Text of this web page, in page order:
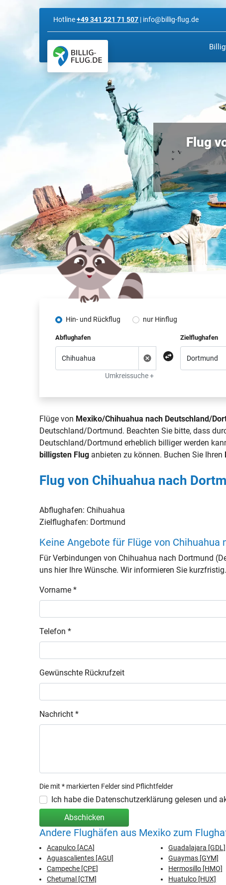
Hotline+49 341 221 71 507 | info@billig-flug.de
Flug
Hin- und Rückflug nur Hinflug
Abflughafen
Umkreissuche +
Zielflughafen
Flüge von Mexiko/Chihuahua nach Deutschland/
Deutschland/Dortmund. Beachten Sie bitte, dass
Deutschland/Dortmund erheblich billiger werden
billigsten Flug anbieten zu können. Buchen Sie Ihren
Flug von Chihuahua nach
Abflughafen: Chihuahua
Zielflughafen: Dortmund
Keine Angebote für Flüge von
Für Verbindungen von Chihuahua nach Dortmund
uns hier Ihre Wünsche. Wir informieren Sie kurzfristig.
Vorname *
Telefon *
Gewünschte Rückrufzeit
Nachricht *
Die mit * markierten Felder sind Pflichtfelder
Ich habe die Datenschutzerklärung gelesen und
Abschicken
Andere Flughäfen aus Mexiko zum
Acapulco [ACA]
Aguascalientes [AGU]
Campeche [CPE]
Chetumal [CTM]
Guadalajara [GDL]
Guaymas [GYM]
Hermosillo [HMO]
Huatulco [HUX]